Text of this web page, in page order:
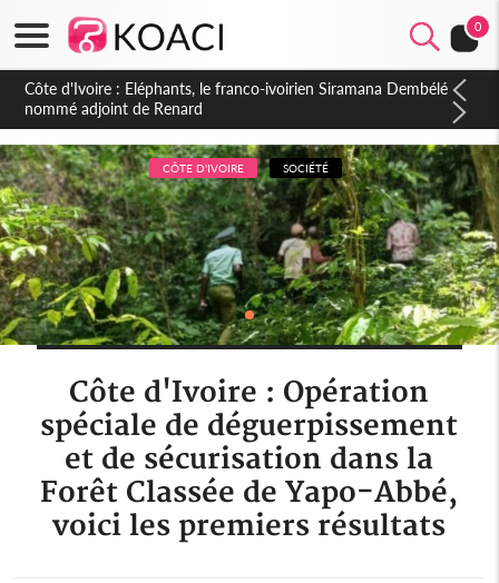
0
Cameroun : 5 combattants séparatistes neutralisés, le Mindef
dément les rumeurs d'exactions des civils
CÔTE D'IVOIRE SOCIÉTÉ
Côte d'Ivoire : Opération
spéciale de déguerpissement
et de sécurisation dans la
Forêt Classée de Yapo-Abbé,
voici les premiers résultats